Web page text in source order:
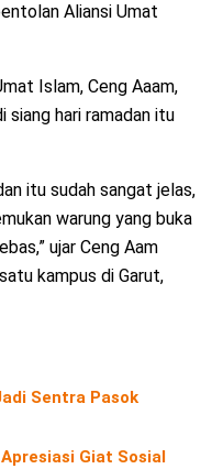
Aliansi Umat
Islam, Ceng Aaam,
siang hari ramadan itu
itu sudah sangat jelas,
warung yang buka
ujar Ceng Aam
kampus di Garut,
Sentra Pasok
Giat Sosial